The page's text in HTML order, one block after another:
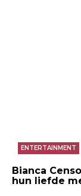
ENTERTAINMENT
Bianca
hun liefde